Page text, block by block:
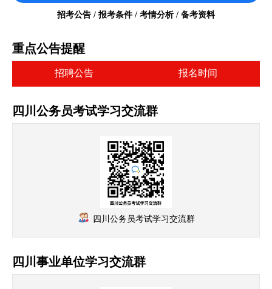
招考公告 / 报考条件 / 考情分析 / 备考资料
重点公告提醒
招聘公告 报名时间
四川公务员考试学习交流群
四川公务员考试学习交流群
四川事业单位学习交流群